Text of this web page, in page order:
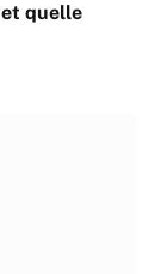
quelle